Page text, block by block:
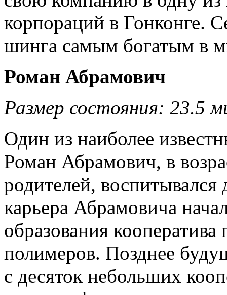
корпораций в Гонконге.
шинга самым богатым в
Роман Абрамович
Размер состояния: 23.5
Один из наиболее
Роман Абрамович, в
родителей,
карьера Абрамовича
образования
полимеров. Позднее
с десяток небольших